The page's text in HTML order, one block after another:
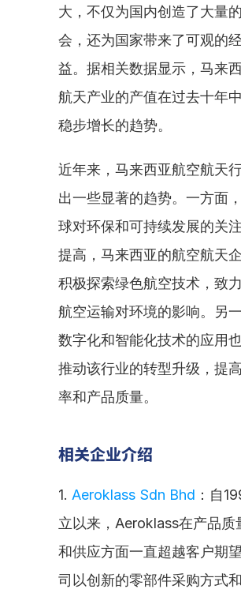
大，不仅为国内创造了大量
会，还为国家带来了可观的
益。据相关数据显示，马来
航天产业的产值在过去十年
稳步增长的趋势。
近年来，马来西亚航空航天
出一些显著的趋势。一方面
球对环保和可持续发展的关
提高，马来西亚的航空航天
积极探索绿色航空技术，致
航空运输对环境的影响。另
数字化和智能化技术的应用
推动该行业的转型升级，提
率和产品质量。
相关企业介绍
1. Aeroklass Sdn Bhd ：自
立以来，Aeroklass在产品质
和供应方面一直超越客户期
司以创新的零部件采购方式